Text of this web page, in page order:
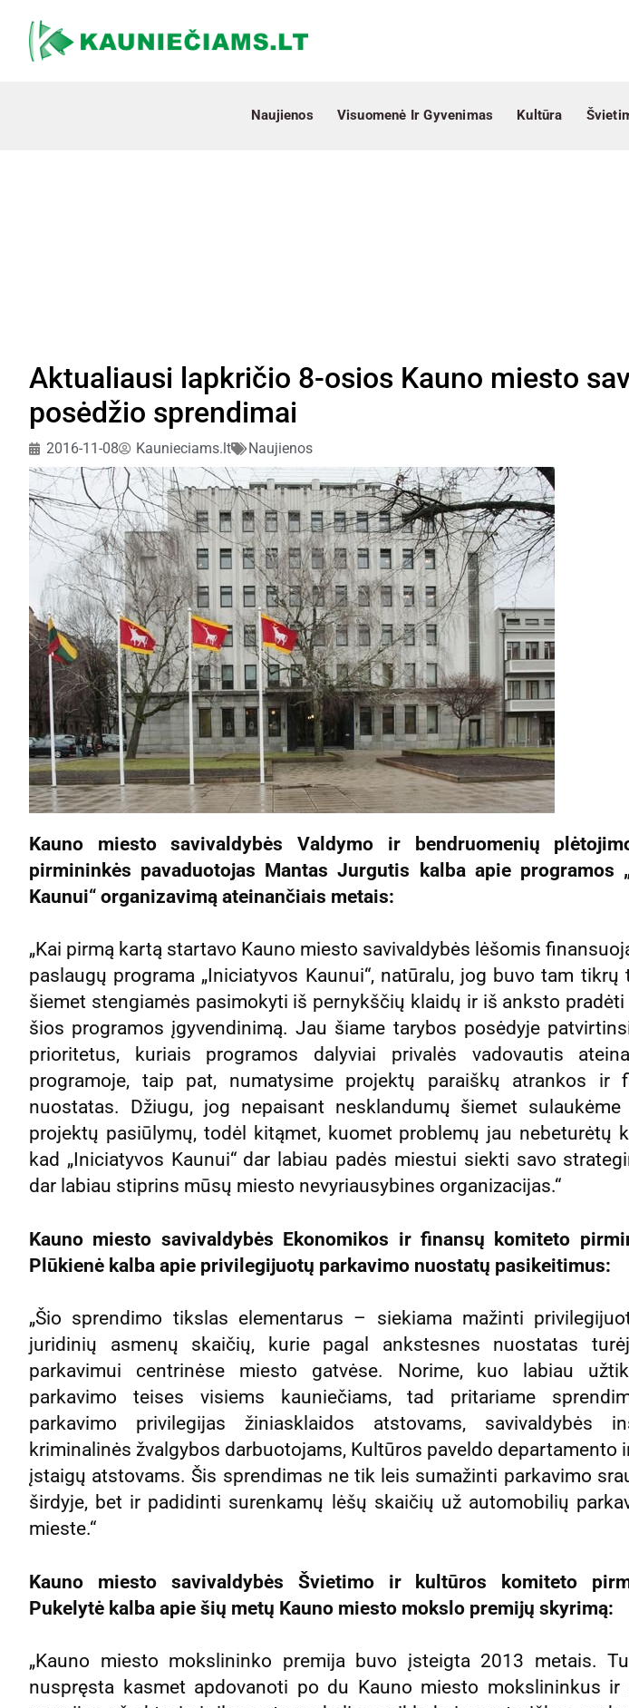
Naujienos Visuomenė Ir Gyvenimas Kultūra
Aktualiausi lapkričio 8-osios Kauno miesto
posėdžio sprendimai
2016-11-08 Kaunieciams.lt Naujienos
Kauno miesto savivaldybės Valdymo ir bendruomenių
pirmininkės pavaduotojas Mantas Jurgutis kalba apie programos
Kaunui“ organizavimą ateinančiais metais:
„Kai pirmą kartą startavo Kauno miesto savivaldybės lėšomis
paslaugų programa „Iniciatyvos Kaunui“, natūralu, jog buvo tam tikrų
šiemet stengiamės pasimokyti iš pernykščių klaidų ir iš anksto
šios programos įgyvendinimą. Jau šiame tarybos posėdyje
prioritetus, kuriais programos dalyviai privalės vadovautis
programoje, taip pat, numatysime projektų paraiškų atrankos ir
nuostatas. Džiugu, jog nepaisant nesklandumų šiemet
projektų pasiūlymų, todėl kitąmet, kuomet problemų jau nebeturėtų
kad „Iniciatyvos Kaunui“ dar labiau padės miestui siekti savo
dar labiau stiprins mūsų miesto nevyriausybines organizacijas.“
Kauno miesto savivaldybės Ekonomikos ir finansų komiteto
Plūkienė kalba apie privilegijuotų parkavimo nuostatų pasikeitimus:
„Šio sprendimo tikslas elementarus – siekiama mažinti
juridinių asmenų skaičių, kurie pagal ankstesnes nuostatas
parkavimui centrinėse miesto gatvėse. Norime, kuo labiau
parkavimo teises visiems kauniečiams, tad pritariame
parkavimo privilegijas žiniasklaidos atstovams, savivaldybės
kriminalinės žvalgybos darbuotojams, Kultūros paveldo departamento
įstaigų atstovams. Šis sprendimas ne tik leis sumažinti parkavimo
širdyje, bet ir padidinti surenkamų lėšų skaičių už automobilių
mieste.“
Kauno miesto savivaldybės Švietimo ir kultūros komiteto
Pukelytė kalba apie šių metų Kauno miesto mokslo premijų skyrimą:
„Kauno miesto mokslininko premija buvo įsteigta 2013 metais.
nuspręsta kasmet apdovanoti po du Kauno miesto mokslininkus